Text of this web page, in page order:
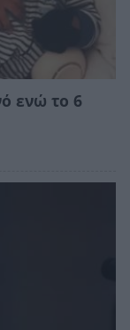
ενώ το 6